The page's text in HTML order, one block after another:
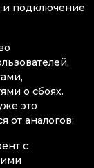
подключение
о сбоях.
это
от аналогов:
с